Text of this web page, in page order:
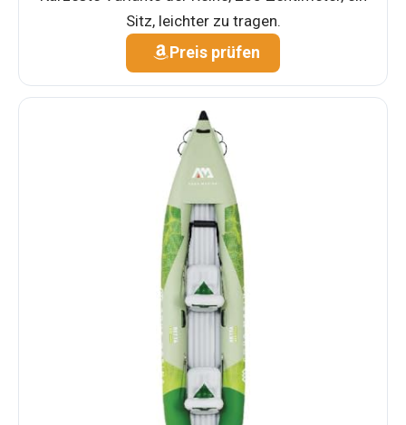
Sitz, leichter zu tragen.
Preis prüfen